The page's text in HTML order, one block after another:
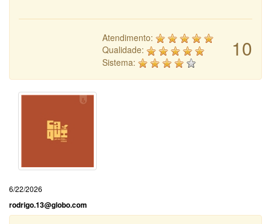
10
Atendimento:
Qualidade:
Sistema:
6/22/2026
rodrigo.13@globo.com